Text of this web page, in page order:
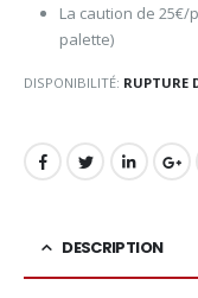
La caution de
palette)
DISPONIBILITÉ: RUPTURE
DESCRIPTION